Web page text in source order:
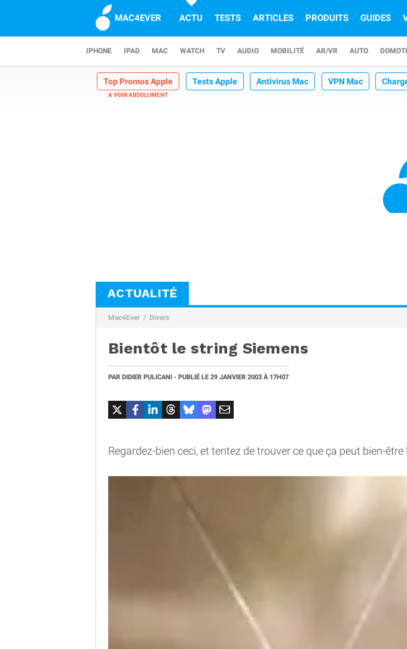
MAC4EVER ACTU TESTS ARTICLES PRODUITS GUIDES
IPHONE IPAD MAC WATCH TV AUDIO MOBILITÉ AR/VR AUTO
Top Promos Apple Tests Apple Antivirus Mac VPN Mac
ACTUALITÉ
Mac4Ever Divers
Bientôt le string Siemens
PAR DIDIER PULICANI - PUBLIÉ LE 29 JANVIER 2003 À 17H07
Regardez-bien ceci, et tentez de trouver ce que ça peut bien-être !